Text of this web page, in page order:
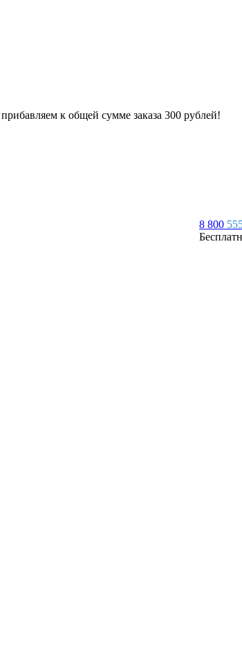
к общей сумме заказа 300 рублей!
8 800